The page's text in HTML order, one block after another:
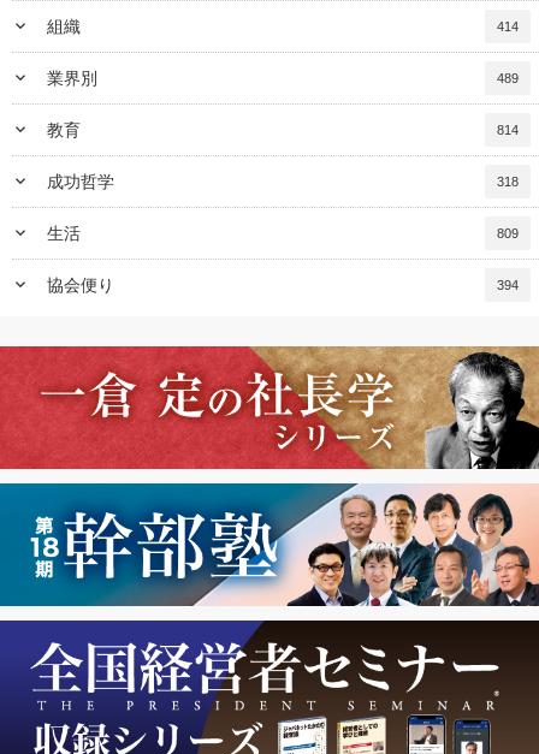
keyboard_arrow_down 組織 414
keyboard_arrow_down 業界別 489
keyboard_arrow_down 教育 814
keyboard_arrow_down 成功哲学 318
keyboard_arrow_down 生活 809
keyboard_arrow_down 協会便り 394